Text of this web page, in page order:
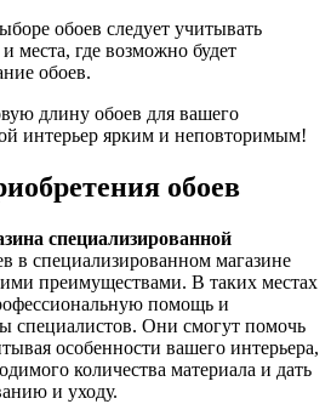
обоев следует учитывать
места, где возможно будет
обоев.
длину обоев для вашего
интерьер ярким и неповторимым!
обоев
специализированной
в специализированном магазине
преимуществами. В таких местах
помощь и
специалистов. Они смогут помочь
особенности вашего интерьера,
количества материала и дать
и уходу.